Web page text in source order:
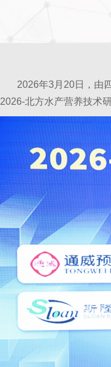
2026年3月20日，由四
2026-北方水产营养技术